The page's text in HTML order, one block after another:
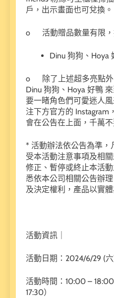
戶，出示畫面也可兌換。
o 活動贈品數量有限，
Dinu 狗狗、Hoya
o 除了上述超多亮點外
Dinu 狗狗、Hoya 好鴨
要一睹角色們可愛迷人
注下方官方的 Instagram
會在公告在上面，千萬不
* 活動辦法依公告為準，
受本活動注意事項及相
修正、暫停或終止本活
悉依本公司相關公告辦
及決定權利，產品以實
活動資訊｜
活動日期：2024/6/29 (
活動時間：10:00 –
17:30）